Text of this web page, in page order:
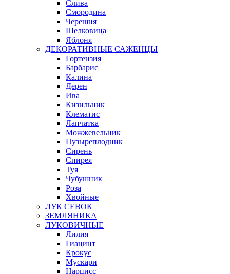
Слива
Смородина
Черешня
Шелковица
Яблоня
ДЕКОРАТИВНЫЕ САЖЕНЦЫ
Гортензия
Барбарис
Калина
Дерен
Ива
Кизильник
Клематис
Лапчатка
Можжевельник
Пузыреплодник
Сирень
Спирея
Туя
Чубушник
Роза
Хвойные
ЛУК СЕВОК
ЗЕМЛЯНИКА
ЛУКОВИЧНЫЕ
Лилия
Гиацинт
Крокус
Мускари
Нарцисс